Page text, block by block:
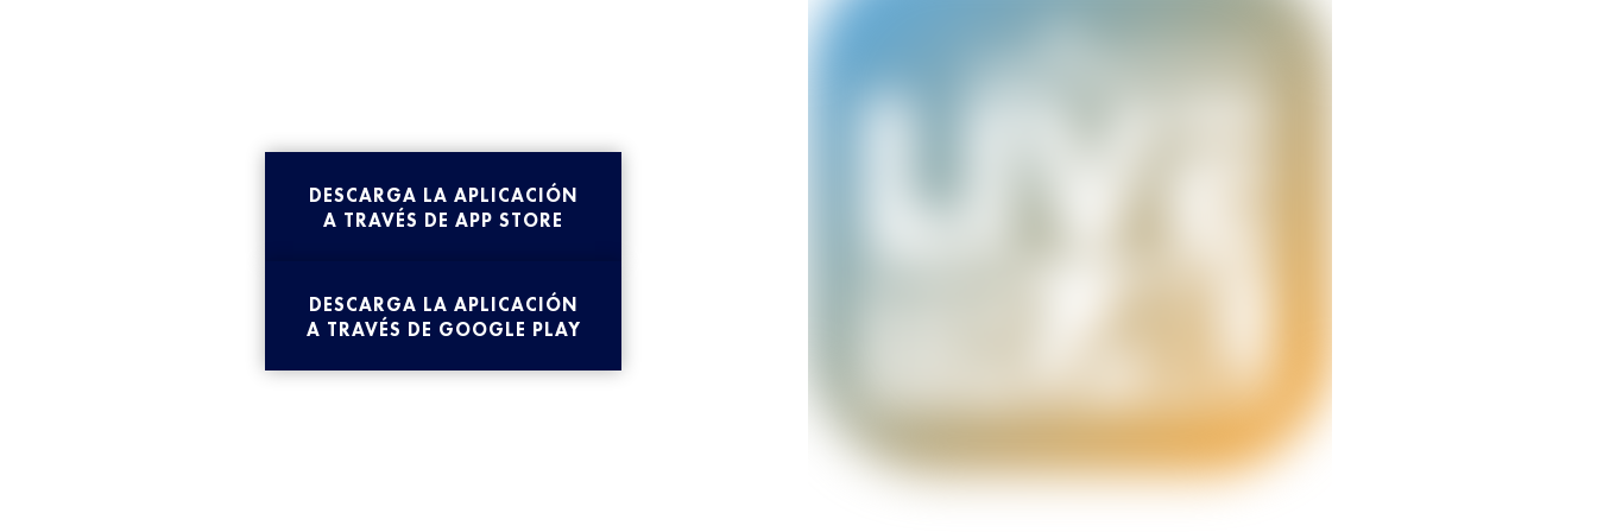
DESCARGA LA APLICACIÓN
A TRAVÉS DE APP STORE
DESCARGA LA APLICACIÓN
A TRAVÉS DE GOOGLE PLAY